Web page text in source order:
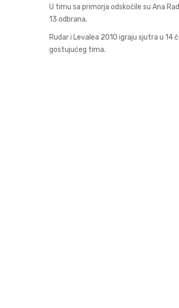
U timu sa primorja odskočile su Ana
13 odbrana.
Rudar i Levalea 2010 igraju sjutra u 14
gostujućeg tima.